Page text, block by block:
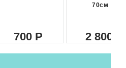
700
70см
2 800